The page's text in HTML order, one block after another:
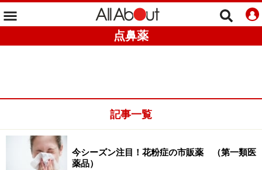
点鼻薬
記事一覧
今シーズン注目！花粉症の市販薬 （第一類医
薬品）